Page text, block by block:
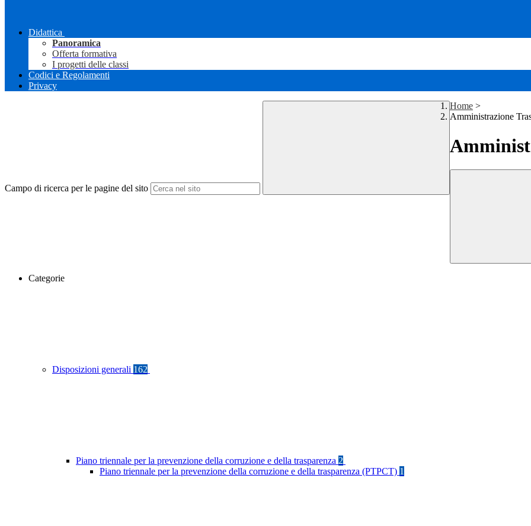
Didattica
Panoramica
Offerta formativa
I progetti delle classi
Codici e Regolamenti
Privacy
Campo di ricerca per le pagine del sito
Home >
Amministrazione
Categorie
Disposizioni generali 162
Piano triennale per la prevenzione della corruzione e della trasparenza 2
Piano triennale per la prevenzione della corruzione e della trasparenza (PTPCT) 1